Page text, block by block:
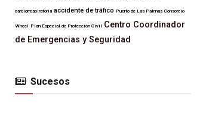
cardiorrespiratoria accidente de tráfico Puerto de Las Palmas Consorcio
Wheel Plan Especial de Protección Civil Centro Coordinador
de Emergencias y Seguridad
Sucesos
SUCESOS